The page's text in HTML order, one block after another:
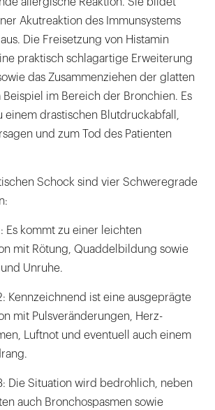
Akutreaktion des Immunsystems
Die Freisetzung von Histamin
praktisch schlagartige Erweiterung
das Zusammenziehen der glatten
Beispiel im Bereich der Bronchien. Es
einem drastischen Blutdruckabfall,
und zum Tod des Patienten
Schock sind vier Schweregrade
Es kommt zu einer leichten
mit Rötung, Quaddelbildung sowie
Unruhe.
Kennzeichnend ist eine ausgeprägte
mit Pulsveränderungen, Herz-
Luftnot und eventuell auch einem
Die Situation wird bedrohlich, neben
auch Bronchospasmen sowie